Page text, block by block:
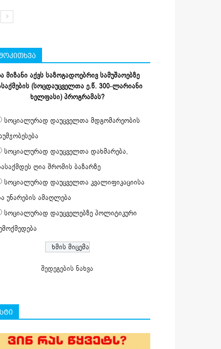
მიზანი აქვს საზოგადოებრივ სამუშაოებზე
(სოცდაუცველთა ე.წ. 300-ლარიანი
ხელფასი) პროგრამას?
სოციალურად დაუცველთა მდგომარეობის
სოციალურად დაუცველთა დახმარება,
ღია შრომის ბაზარზე
სოციალურად დაუცველთა კვალიფიკაციისა
უნარების ამაღლება
სოციალურად დაუცველებზე პოლიტიკური
შედეგების ნახვა